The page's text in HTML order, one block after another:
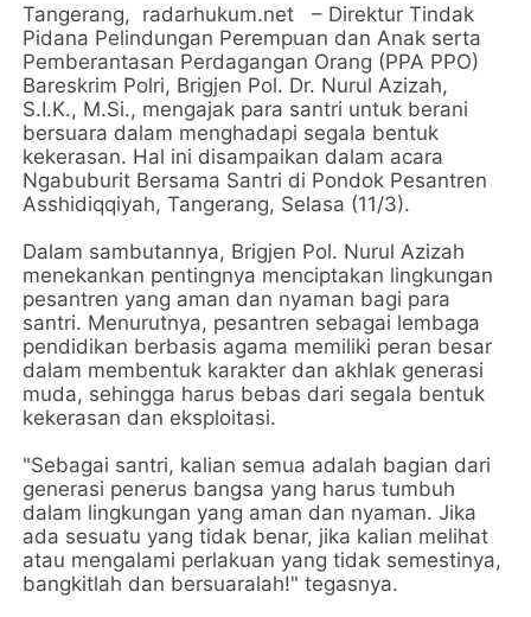
Tangerang, radarhukum.net – Direktur Tindak
Pidana Pelindungan Perempuan dan Anak serta
Pemberantasan Perdagangan Orang (PPA PPO)
Bareskrim Polri, Brigjen Pol. Dr. Nurul Azizah,
S.I.K., M.Si., mengajak para santri untuk berani
bersuara dalam menghadapi segala bentuk
kekerasan. Hal ini disampaikan dalam acara
Ngabuburit Bersama Santri di Pondok Pesantren
Asshidiqqiyah, Tangerang, Selasa (11/3).
Dalam sambutannya, Brigjen Pol. Nurul Azizah
menekankan pentingnya menciptakan lingkungan
pesantren yang aman dan nyaman bagi para
santri. Menurutnya, pesantren sebagai lembaga
pendidikan berbasis agama memiliki peran besar
dalam membentuk karakter dan akhlak generasi
muda, sehingga harus bebas dari segala bentuk
kekerasan dan eksploitasi.
"Sebagai santri, kalian semua adalah bagian dari
generasi penerus bangsa yang harus tumbuh
dalam lingkungan yang aman dan nyaman. Jika
ada sesuatu yang tidak benar, jika kalian melihat
atau mengalami perlakuan yang tidak semestinya,
bangkitlah dan bersuaralah!" tegasnya.